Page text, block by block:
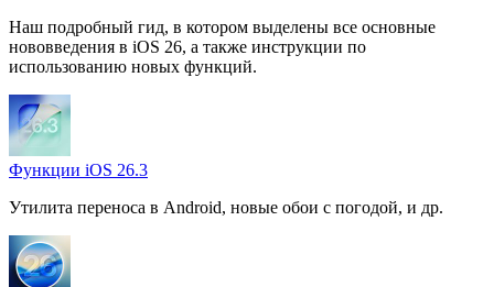
Наш подробный гид, в котором выделены все основные
нововведения в iOS 26, а также инструкции по
использованию новых функций.
Функции iOS 26.3
Утилита переноса в Android, новые обои с погодой, и др.